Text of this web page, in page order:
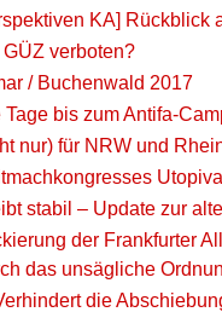
KA] Rückblick
verboten?
/ Buchenwald 2017
bis zum Antifa-
nur) für NRW und
stabil – Update zur
der Frankfurter
das unsägliche
die